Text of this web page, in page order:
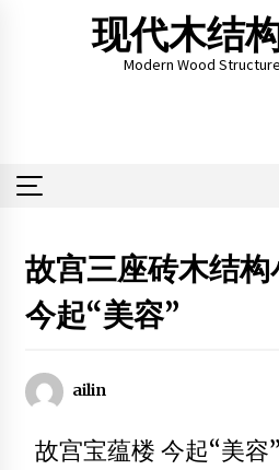
现代木结
Modern Wood
2015年中国门窗需求将占全球30%
2013年11月28日
中国现代木结构建筑技术产业联盟聚焦绿色新
2013年10月28日
山西大同：代王府复建工程开建大木结构立架
故宫三座砖木结
今起“美容”
ailin
故宫宝蕴楼 今起“美容